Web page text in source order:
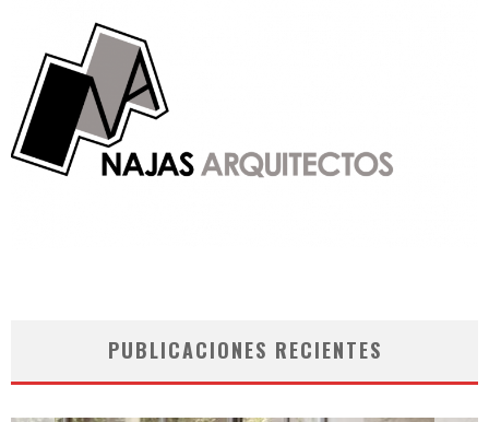
PUBLICACIONES RECIENTES